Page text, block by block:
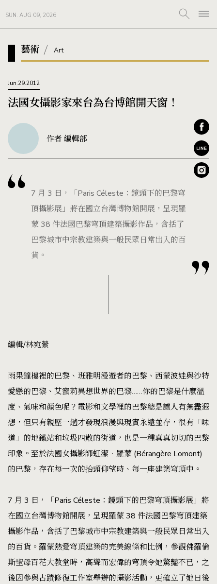
SUN. AUG 09, 2026
藝術 Art
Jun.29.2012
法國女攝影家來台為台博館開天窗！
作者 編輯部
7 月 3 日，「Paris Céleste：鏡頭下的巴黎穹
頂攝影展」將在國立台灣博物館開展，呈現羅
蒙 38 件法國巴黎穹頂建築攝影作品，含括了
巴黎城市中宗教建築與一般民眾日常出入的百
貨。
編輯/林宛縈
雨果鐘樓裡的巴黎、班雅明漫遊者的巴黎、西蒙波娃與沙特
愛戀的巴黎、艾蜜莉異想世界的巴黎……你的巴黎是什麼溫
度、氣味和顏色呢？電影和文學裡的巴黎總是讓人有無盡遐
想，但只有親歷一趟才發現浪漫與現實永遠並存，很有「味
道」的地鐵站和垃圾四散的街道，也是一種真真切切的巴黎
印象。至於法國女攝影師虹潔．羅蒙 (Bérangère Lomont)
的巴黎，存在每一次的抬頭仰望時、每一座建築穹頂中。
7 月 3 日，「Paris Céleste：鏡頭下的巴黎穹頂攝影展」將
在國立台灣博物館開展，呈現羅蒙 38 件法國巴黎穹頂建築
攝影作品，含括了巴黎城市中宗教建築與一般民眾日常出入
的百貨。羅蒙熱愛穹頂建築的完美線條和比例，參觀佛羅倫
斯聖母百花大教堂時，高聳而宏偉的穹頂令她驚豔不已，之
後因參與古蹟修復工作室舉辦的攝影活動，更確立了她日後